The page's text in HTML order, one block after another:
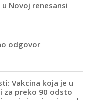
u Novoj renesansi
odgovor
Vakcina koja je u
za preko 90 odsto